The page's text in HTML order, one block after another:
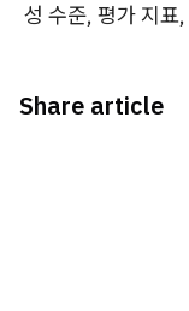
성 수준, 평가 지표
Share article